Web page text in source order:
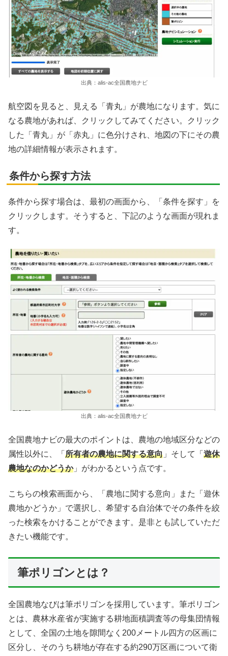
出典：alis-ac全国農地ナビ
航空図を見ると、見える「青丸」が農地になります。気に
なる農地があれば、クリックしてみてください。クリック
した「青丸」が「赤丸」に色分けされ、地図の下にその農
地の詳細情報が表示されます。
条件から探す方法
条件から探す場合は、最初の画面から、「条件を探す」を
クリックします。そうすると、下記のような画面が現れま
す。
出典：alis-ac全国農地ナビ
全国農地ナビの最大のポイントは、農地の地域区分などの
属性以外に、「 所有者の農地に関する意向 」そして「 遊休
農地なのかどうか」がわかるという点です。
こちらの検索画面から、「農地に関する意向」また「遊休
農地かどうか」で選択し、希望する自治体でその条件を絞
った検索をかけることができます。是非とも試していただ
きたい機能です。
筆ポリゴンとは？
全国農地なびは筆ポリゴンを採用しています。筆ポリゴン
とは、農林水産省が実施する耕地面積調査等の母集団情報
として、全国の土地を隙間なく200メートル四方の区画に
区分し、そのうち耕地が存在する約290万区画について衛
Facebook
はてブ
LINE
LinkedIn
コピー